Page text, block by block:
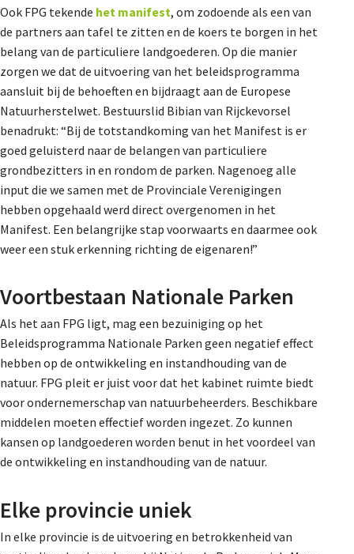
Ook FPG tekende het manifest, om zodoende als een van
de partners aan tafel te zitten en de koers te borgen in het
belang van de particuliere landgoederen. Op die manier
zorgen we dat de uitvoering van het beleidsprogramma
aansluit bij de behoeften en bijdraagt aan de Europese
Natuurherstelwet. Bestuurslid Bibian van Rijckevorsel
benadrukt: “Bij de totstandkoming van het Manifest is er
goed geluisterd naar de belangen van particuliere
grondbezitters in en rondom de parken. Nagenoeg alle
input die we samen met de Provinciale Verenigingen
hebben opgehaald werd direct overgenomen in het
Manifest. Een belangrijke stap voorwaarts en daarmee ook
weer een stuk erkenning richting de eigenaren!”
Voortbestaan Nationale Parken
Als het aan FPG ligt, mag een bezuiniging op het
Beleidsprogramma Nationale Parken geen negatief effect
hebben op de ontwikkeling en instandhouding van de
natuur. FPG pleit er juist voor dat het kabinet ruimte biedt
voor ondernemerschap van natuurbeheerders. Beschikbare
middelen moeten effectief worden ingezet. Zo kunnen
kansen op landgoederen worden benut in het voordeel van
de ontwikkeling en instandhouding van de natuur.
Elke provincie uniek
In elke provincie is de uitvoering en betrokkenheid van